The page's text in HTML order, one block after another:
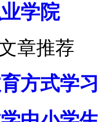
学院
章推荐
方式学